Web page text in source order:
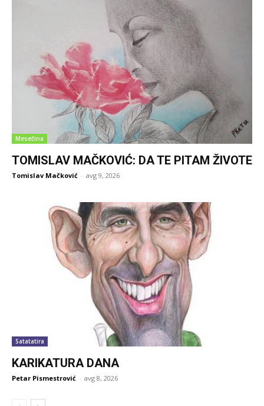
Mesečina
TOMISLAV MAČKOVIĆ: DA TE PITAM ŽIVOTE
Tomislav Mačković - avg 9, 2026
Satatatira
KARIKATURA DANA
Petar Pismestrović - avg 8, 2026